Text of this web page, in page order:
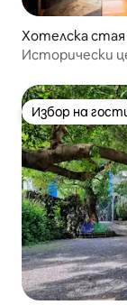
Хотелска стая
Исторически
Избор на
Избор на